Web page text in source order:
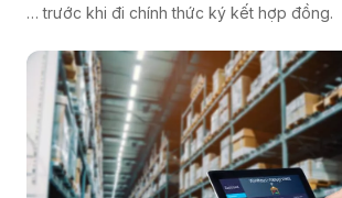
… trước khi đi chính thức ký kết hợp đồng.